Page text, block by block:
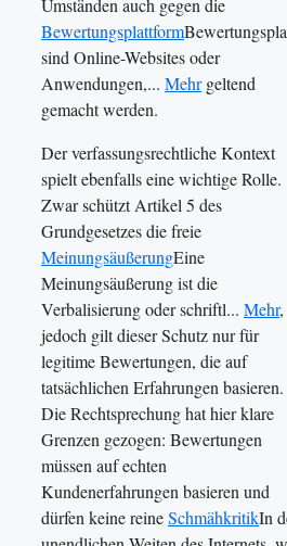
Umständen auch gegen die
Bewertungsplattform
sind Online-Websites oder
Anwendungen,... Mehrgeltend
gemacht werden.
Der verfassungsrechtliche Kontext
spielt ebenfalls eine wichtige Rolle.
Zwar schützt Artikel 5 des
Grundgesetzes die freie
MeinungsäußerungEine
Meinungsäußerung ist die
Verbalisierung oder schriftl... Mehr,
jedoch gilt dieser Schutz nur für
legitime Bewertungen, die auf
tatsächlichen Erfahrungen basieren.
Die Rechtsprechung hat hier klare
Grenzen gezogen: Bewertungen
müssen auf echten
Kundenerfahrungen basieren und
dürfen keine reineSchmähkritikIn